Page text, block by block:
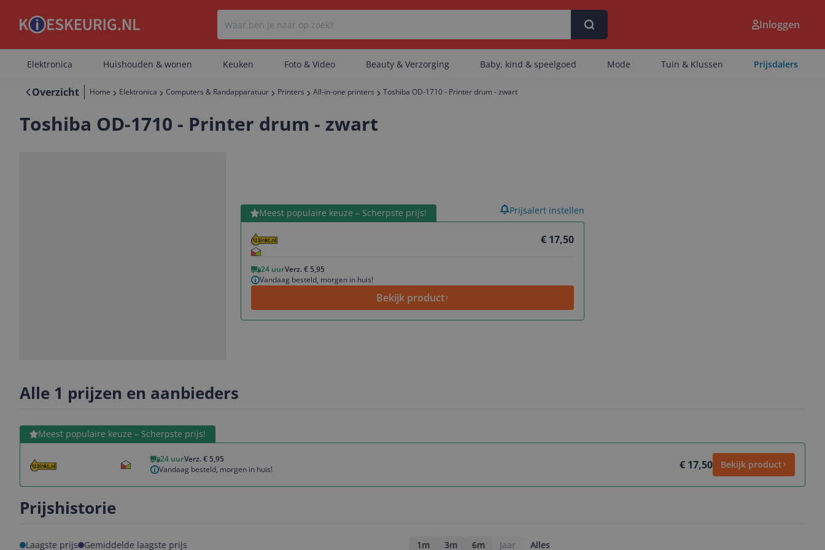
Er zijn geen artikelen gevonden.
Inloggen
Elektronica Huishouden & wonen Keuken Foto & Video Beauty & Verzorging Baby, kind & speelgoed Mode Tuin & Klussen Prijsdalers
Overzicht Home Elektronica Computers & Randapparatuur Printers All-in-one printers Toshiba OD-1710 - Printer drum - zwart
Toshiba OD-1710 - Printer drum - zwart
Meest populaire keuze – Scherpste prijs!
€ 17,50
24 uurVerz. € 5,95
Vandaag besteld, morgen in huis!
Bekijk product
Bekijk product Prijsalert instellen
Alle 1 prijzen en aanbieders
Meest populaire keuze – Scherpste prijs!
24 uurVerz. € 5,95
Vandaag besteld, morgen in huis!
€ 17,50 Bekijk product
Bekijk product
Prijshistorie
Laagste prijs Gemiddelde laagste prijs 1m 3m 6m Jaar Alles